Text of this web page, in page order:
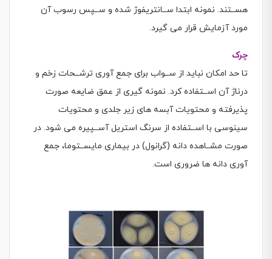
هســتند. نمونه ابتدا ســانتریفوژ شده و ســپس رسوب آن
مورد آزمایش قرار می گیرد.
چرک
تا حد امکان نباید از ســواب برای جمع آوری ترشــحات زخم و
درناژ آن اســتفاده كرد. نمونه گیری از عمق ضایعه صورت
پذیرفته و محتویات آبسه های زیر جلدی و محتویات
سینوسی با اســتفاده از سرنگ استریل آســپیره می شود. در
صورت مشــاهده دانه (گرانول) در بیماری مایســتوما، جمع
آوری دانه ها ضروری است.